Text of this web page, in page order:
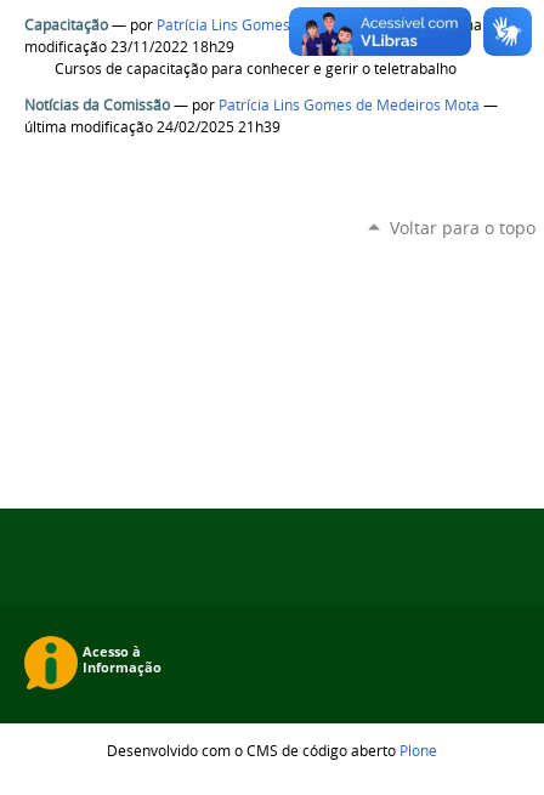
Capacitação— por Patrícia Lins Gomes de Medeiros Mota— última
modificação 23/11/2022 18h29
Cursos de capacitação para conhecer e gerir o teletrabalho
Notícias da Comissão— por Patrícia Lins Gomes de Medeiros Mota —
última modificação 24/02/2025 21h39
Voltar para o topo
Desenvolvido com o CMS de código aberto Plone